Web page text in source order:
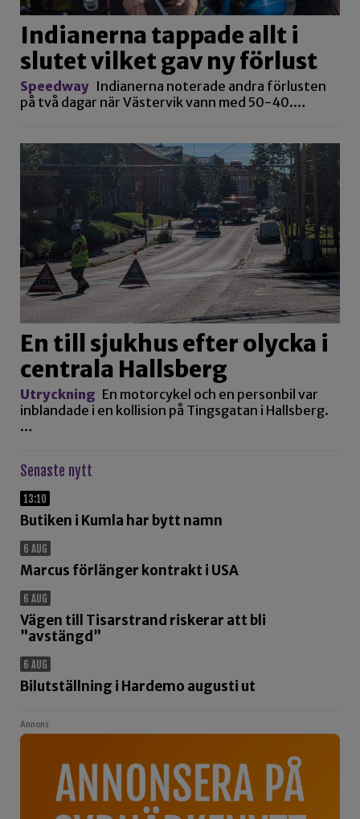
Indianerna tappade allt i
slutet vilket gav ny förlust
Speedway Indianerna noterade andra förlusten
på två dagar när Västervik vann med 50-40.…
En till sjukhus efter olycka i
centrala Hallsberg
Utryckning En motorcykel och en personbil var
inblandade i en kollision på Tingsgatan i Hallsberg.
…
Senaste nytt
13:10
Butiken i Kumla har bytt namn
6 AUG
Marcus förlänger kontrakt i USA
6 AUG
Vägen till Tisarstrand riskerar att bli
”avstängd”
6 AUG
Bilutställning i Hardemo augusti ut
Annons